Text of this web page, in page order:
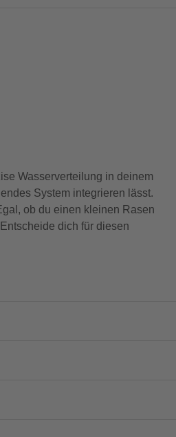
Wasserverteilung in deinem
System integrieren lässt.
ob du einen kleinen Rasen
dich für diesen